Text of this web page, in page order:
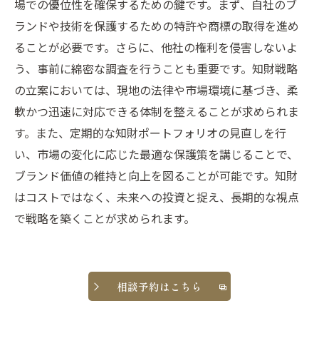
場での優位性を確保するための鍵です。まず、自社のブ
ランドや技術を保護するための特許や商標の取得を進め
ることが必要です。さらに、他社の権利を侵害しないよ
う、事前に綿密な調査を行うことも重要です。知財戦略
の立案においては、現地の法律や市場環境に基づき、柔
軟かつ迅速に対応できる体制を整えることが求められま
す。また、定期的な知財ポートフォリオの見直しを行
い、市場の変化に応じた最適な保護策を講じることで、
ブランド価値の維持と向上を図ることが可能です。知財
はコストではなく、未来への投資と捉え、長期的な視点
で戦略を築くことが求められます。
相談予約はこちら